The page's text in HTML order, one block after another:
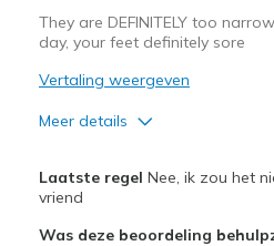
They are DEFINITELY too
day, your feet definitely sore
Vertaling weergeven
Meer details
Attractive Design
Breathe Well
Laatste regel Nee, ik zou het
vriend
Was deze beoordeling